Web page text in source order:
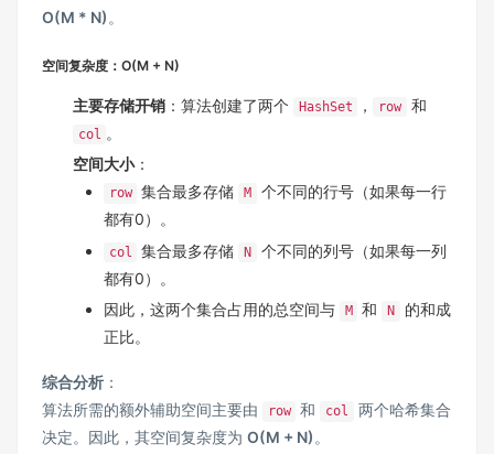
O(M * N) 。
空间复杂度：O(M + N)
主要存储开销 ：算法创建了两个 HashSet ， row 和
col 。
空间大小：
row 集合最多存储 M
个不同的行号（如果每一行
都有0）。
col 集合最多存储 N
个不同的列号（如果每一列
都有0）。
因此，这两个集合占用的总空间与
M 和 N
的和成
正比。
综合分析 ：
算法所需的额外辅助空间主要由
row 和 col
两个哈希集合
决定。因此，其空间复杂度为 O(M + N) 。